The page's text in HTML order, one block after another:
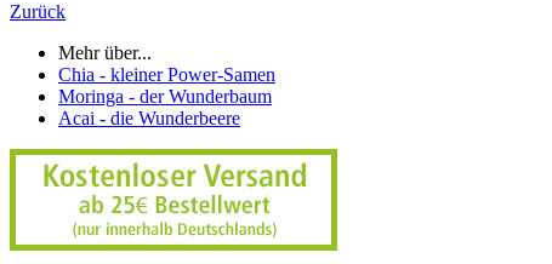
Zurück
Mehr über...
Chia - kleiner Power-Samen
Moringa - der Wunderbaum
Acai - die Wunderbeere